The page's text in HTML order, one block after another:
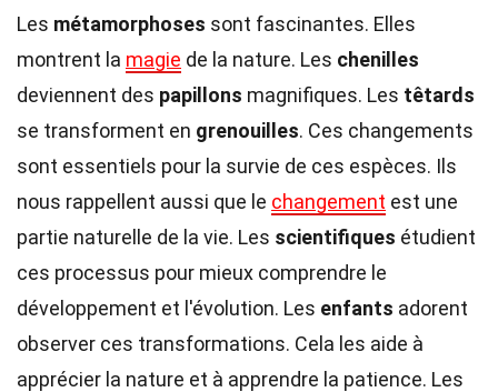
Les métamorphoses sont fascinantes. Elles
montrent la magie de la nature. Les chenilles
deviennent des papillons magnifiques. Les têtards
se transforment en grenouilles. Ces changements
sont essentiels pour la survie de ces espèces. Ils
nous rappellent aussi que le changement est une
partie naturelle de la vie. Les scientifiques étudient
ces processus pour mieux comprendre le
développement et l'évolution. Les enfants adorent
observer ces transformations. Cela les aide à
apprécier la nature et à apprendre la patience. Les